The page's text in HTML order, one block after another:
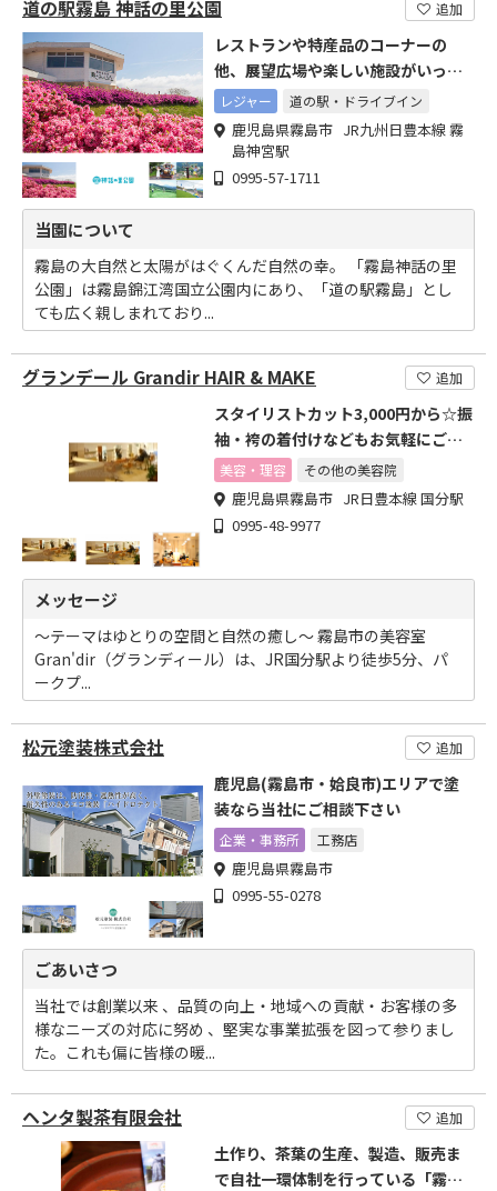
道の駅霧島 神話の里公園 追加
レストランや特産品のコーナーの
他、展望広場や楽しい施設がいっぱ
いです
レジャー 道の駅・ドライブイン
鹿児島県霧島市 JR九州日豊本線 霧
島神宮駅
0995-57-1711
当園について
霧島の大自然と太陽がはぐくんだ自然の幸。 「霧島神話の里
公園」は霧島錦江湾国立公園内にあり、「道の駅霧島」とし
ても広く親しまれており...
グランデール Grandir HAIR & MAKE 追加
スタイリストカット3,000円から☆振
袖・袴の着付けなどもお気軽にご相
談下さい
美容・理容 その他の美容院
鹿児島県霧島市 JR日豊本線 国分駅
0995-48-9977
メッセージ
～テーマはゆとりの空間と自然の癒し～ 霧島市の美容室
Gran'dir（グランディール）は、JR国分駅より徒歩5分、パ
ークプ...
松元塗装株式会社 追加
鹿児島(霧島市・姶良市)エリアで塗
装なら当社にご相談下さい
企業・事務所 工務店
鹿児島県霧島市
0995-55-0278
ごあいさつ
当社では創業以来 、品質の向上・地域への貢献・お客様の多
様なニーズの対応に努め 、堅実な事業拡張を図って参りまし
た。これも偏に皆様の暖...
ヘンタ製茶有限会社 追加
土作り、茶葉の生産、製造、販売ま
で自社一環体制を行っている「霧島